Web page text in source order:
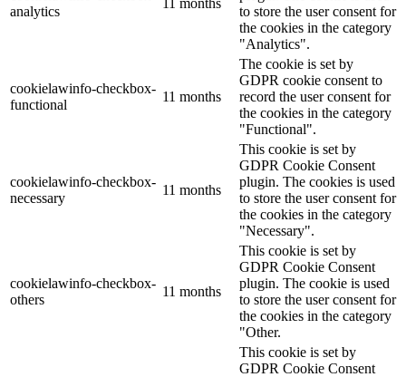
analytics
11 months
to store the user consent for
the cookies in the category
"Analytics".
cookielawinfo-checkbox-
functional
11 months
The cookie is set by
GDPR cookie consent to
record the user consent for
the cookies in the category
"Functional".
cookielawinfo-checkbox-
necessary
11 months
This cookie is set by
GDPR Cookie Consent
plugin. The cookies is used
to store the user consent for
the cookies in the category
"Necessary".
cookielawinfo-checkbox-
others
11 months
This cookie is set by
GDPR Cookie Consent
plugin. The cookie is used
to store the user consent for
the cookies in the category
"Other.
This cookie is set by
GDPR Cookie Consent